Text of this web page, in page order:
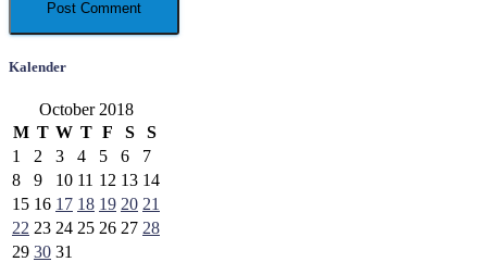
Kalender
October 2018
M T W T F S
S
1
2 3 4 5 6
7
8
9 10 11 12 13 14
15 16 17 18 19 20 21
22 23 24 25 26 27 28
29 30 31